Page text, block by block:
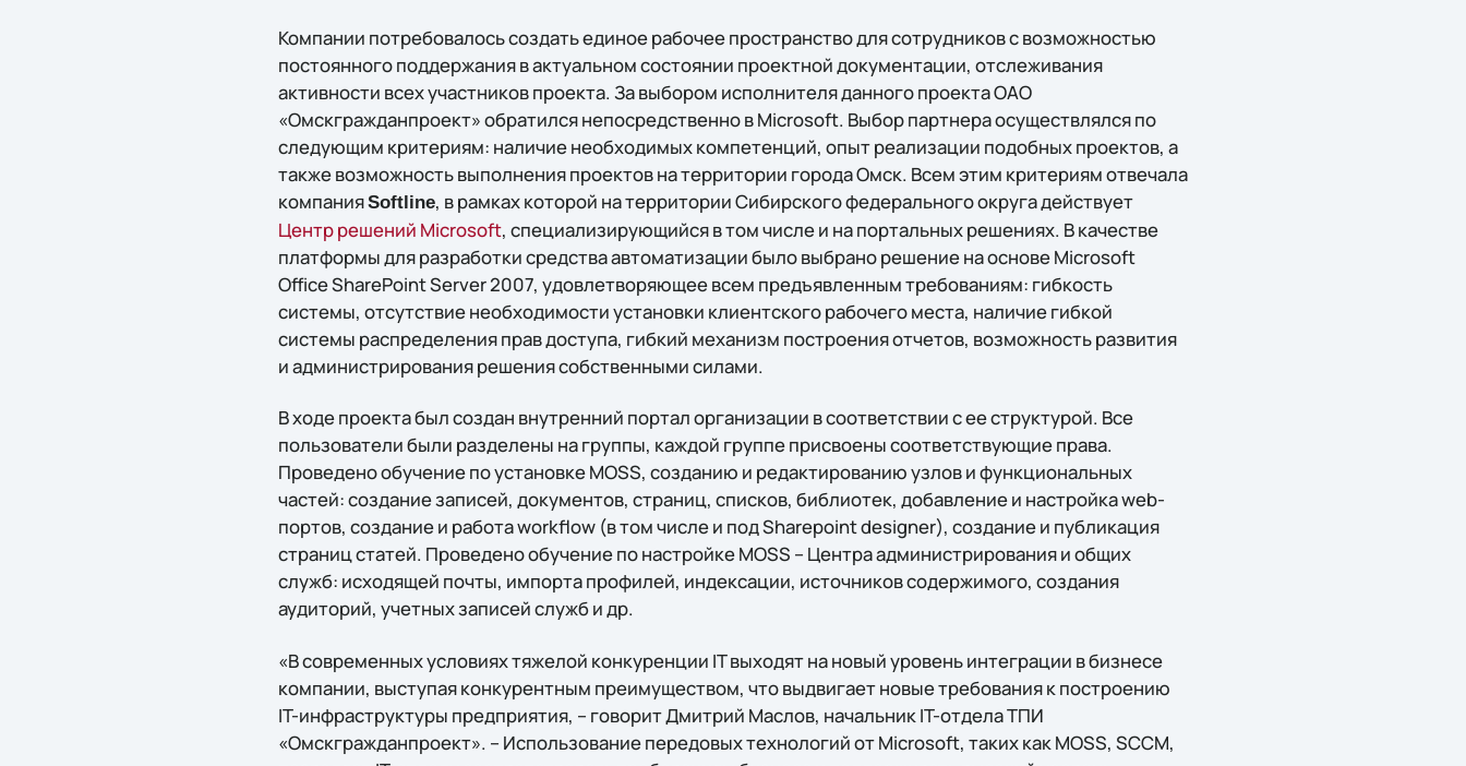
Компании потребовалось создать единое рабочее пространство для сотрудников с возможностью
постоянного поддержания в актуальном состоянии проектной документации, отслеживания
активности всех участников проекта. За выбором исполнителя данного проекта ОАО
«Омскгражданпроект» обратился непосредственно в Microsoft. Выбор партнера осуществлялся по
следующим критериям: наличие необходимых компетенций, опыт реализации подобных проектов, а
также возможность выполнения проектов на территории города Омск. Всем этим критериям отвечала
компанияSoftline, в рамках которой на территории Сибирского федерального округа действует
Центр решений Microsoft, специализирующийся в том числе и на портальных решениях. В качестве
платформы для разработки средства автоматизации было выбрано решение на основе Microsoft
Office SharePoint Server 2007, удовлетворяющее всем предъявленным требованиям: гибкость
системы, отсутствие необходимости установки клиентского рабочего места, наличие гибкой
системы распределения прав доступа, гибкий механизм построения отчетов, возможность развития
и администрирования решения собственными силами.
В ходе проекта был создан внутренний портал организации в соответствии с ее структурой. Все
пользователи были разделены на группы, каждой группе присвоены соответствующие права.
Проведено обучение по установке MOSS, созданию и редактированию узлов и функциональных
частей: создание записей, документов, страниц, списков, библиотек, добавление и настройка web-
портов, создание и работа workflow (в том числе и под Sharepoint designer), создание и публикация
страниц статей. Проведено обучение по настройке MOSS – Центра администрирования и общих
служб: исходящей почты, импорта профилей, индексации, источников содержимого, создания
аудиторий, учетных записей служб и др.
«В современных условиях тяжелой конкуренции IT выходят на новый уровень интеграции в бизнесе
компании, выступая конкурентным преимуществом, что выдвигает новые требования к построению
IT-инфраструктуры предприятия, – говорит Дмитрий Маслов, начальник IT-отдела ТПИ
«Омскгражданпроект». – Использование передовых технологий от Microsoft, таких как MOSS, SCCM,